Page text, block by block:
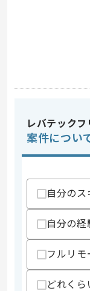
スキル
レバテック
案件につい
自分の
自分の
フルリモ
どれく